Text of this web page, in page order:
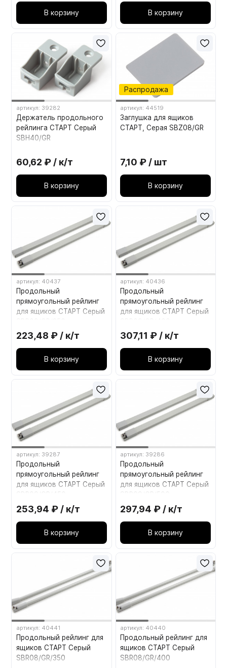
В корзину
Серый
В корзину
артикул: 39282
Держатель продольного
рейлинга СТАРТ Серый
SBH40/GR
60,62 ₽ / к/т
В корзину
Распродажа
артикул: 44519
Заглушка для ящиков
СТАРТ, Серая SBZ08/GR
7,10 ₽ / шт
В корзину
артикул: 40437
Продольный
прямоугольный рейлинг
для ящиков СТАРТ Серый
223,48 ₽ / к/т
В корзину
артикул: 40436
Продольный
прямоугольный рейлинг
для ящиков СТАРТ Серый
307,11 ₽ / к/т
В корзину
артикул: 39287
Продольный
прямоугольный рейлинг
для ящиков СТАРТ Серый
253,94 ₽ / к/т
В корзину
артикул: 39286
Продольный
прямоугольный рейлинг
для ящиков СТАРТ Серый
297,94 ₽ / к/т
В корзину
артикул: 40441
Продольный рейлинг для
ящиков СТАРТ Серый
SBR08/GR/350
артикул: 40440
Продольный рейлинг для
ящиков СТАРТ Серый
SBR08/GR/400